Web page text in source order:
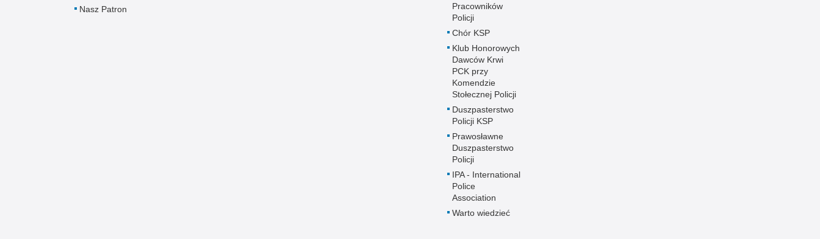
Nasz Patron
Pracowników
Policji
Chór KSP
Klub Honorowych
Dawców Krwi
PCK przy
Komendzie
Stołecznej Policji
Duszpasterstwo
Policji KSP
Prawosławne
Duszpasterstwo
Policji
IPA - International
Police
Association
Warto wiedzieć